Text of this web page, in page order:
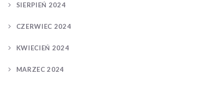
SIERPIEŃ 2024
CZERWIEC 2024
KWIECIEŃ 2024
MARZEC 2024